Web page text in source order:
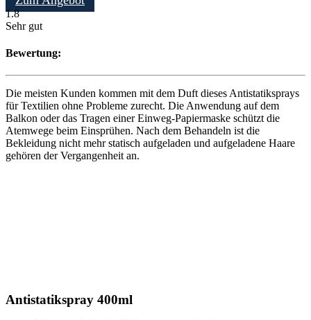
1.8
Sehr gut
Bewertung:
Die meisten Kunden kommen mit dem Duft dieses Antistatiksprays
für Textilien ohne Probleme zurecht. Die Anwendung auf dem
Balkon oder das Tragen einer Einweg-Papiermaske schützt die
Atemwege beim Einsprühen. Nach dem Behandeln ist die
Bekleidung nicht mehr statisch aufgeladen und aufgeladene Haare
gehören der Vergangenheit an.
Antistatikspray 400ml